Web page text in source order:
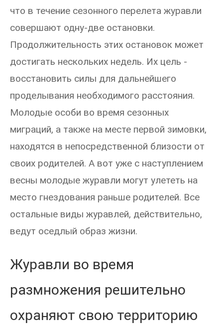
что в течение сезонного перелета журавли
совершают одну-две остановки.
Продолжительность этих остановок может
достигать нескольких недель. Их цель -
восстановить силы для дальнейшего
проделывания необходимого расстояния.
Молодые особи во время сезонных
миграций, а также на месте первой зимовки,
находятся в непосредственной близости от
своих родителей. А вот уже с наступлением
весны молодые журавли могут улететь на
место гнездования раньше родителей. Все
остальные виды журавлей, действительно,
ведут оседлый образ жизни.
Журавли во время
размножения решительно
охраняют свою территорию